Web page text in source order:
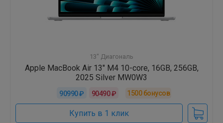
13" Диагональ
Apple MacBook Air 13" M4 10-core, 16GB, 256GB,
2025 Silver MW0W3
90990 ₽ 90490 ₽ 1500бонусов
Купить в 1 клик